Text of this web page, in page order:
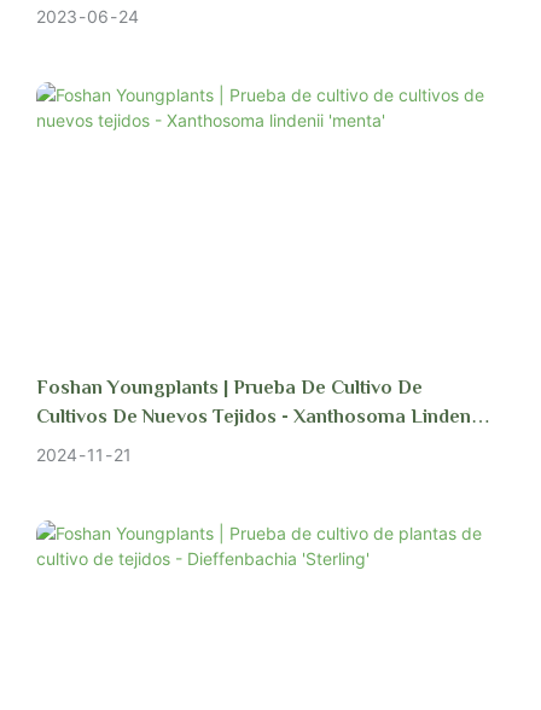
Guangdong, China a Melbourne, Australia, y llegaron el segundo día.
aduanas al comienzo de la semana
2023 06 24
Foshan Youngplants | Prueba De Cultivo De
Cultivos De Nuevos Tejidos - Xanthosoma Lindenii
'menta'
2024 11 21